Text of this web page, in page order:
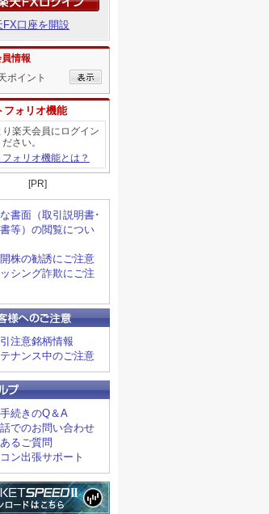
FX口座を開設
情報
ポイント
フォリオ機能
り楽天会員にログイン
さい。
フォリオ機能とは？
[PR]
書面（取引説明書･
等）の閲覧につい
株の勧誘にご注意
シング詐欺にご注
注意銘柄情報
ナンス中のご注意
続きのQ＆A
でのお問い合わせ
るご質問
ン出張サポート